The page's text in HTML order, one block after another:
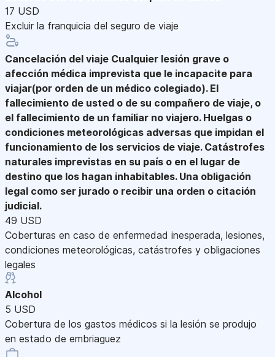
17 USD
Excluir la franquicia del seguro de viaje
Cancelación del viaje Cualquier lesión grave o
afección médica imprevista que le incapacite para
viajar(por orden de un médico colegiado). El
fallecimiento de usted o de su compañero de viaje, o
el fallecimiento de un familiar no viajero. Huelgas o
condiciones meteorológicas adversas que impidan el
funcionamiento de los servicios de viaje. Catástrofes
naturales imprevistas en su país o en el lugar de
destino que los hagan inhabitables. Una obligación
legal como ser jurado o recibir una orden o citación
judicial.
49 USD
Coberturas en caso de enfermedad inesperada, lesiones,
condiciones meteorológicas, catástrofes y obligaciones
legales
Alcohol
5 USD
Cobertura de los gastos médicos si la lesión se produjo
en estado de embriaguez